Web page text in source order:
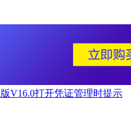
V16.0打开凭证管理时提示